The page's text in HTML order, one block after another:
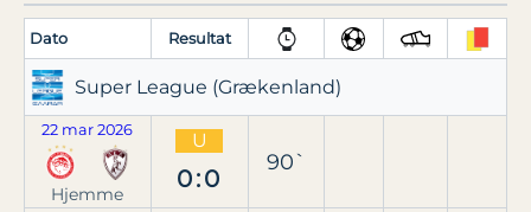
Dato Resultat
Super League (Grækenland)
22 mar 2026
Hjemme
U
0:0
90`